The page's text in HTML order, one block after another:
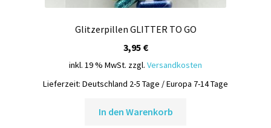
Glitzerpillen GLITTER TO GO
3,95 €
inkl. 19 % MwSt. zzgl. Versandkosten
Lieferzeit: Deutschland 2-5 Tage / Europa 7-14 Tage
In den Warenkorb